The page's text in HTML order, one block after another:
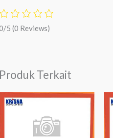
5 (0 Reviews)
Produk Terkait